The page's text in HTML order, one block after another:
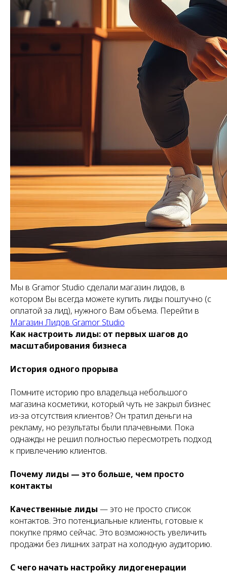
Мы в Gramor Studio сделали магазин лидов, в
котором Вы всегда можете купить лиды поштучно (с
оплатой за лид), нужного Вам объема. Перейти в
Магазин Лидов Gramor Studio
Как настроить лиды: от первых шагов до
масштабирования бизнеса
История одного прорыва
Помните историю про владельца небольшого
магазина косметики, который чуть не закрыл бизнес
из-за отсутствия клиентов? Он тратил деньги на
рекламу, но результаты были плачевными. Пока
однажды не решил полностью пересмотреть подход
к привлечению клиентов.
Почему лиды — это больше, чем просто
контакты
Качественные лиды — это не просто список
контактов. Это потенциальные клиенты, готовые к
покупке прямо сейчас. Это возможность увеличить
продажи без лишних затрат на холодную аудиторию.
С чего начать настройку лидогенерации